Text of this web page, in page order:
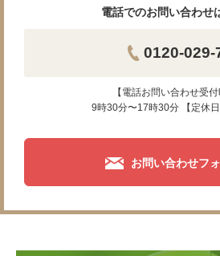
電話でのお問い合わせ
0120-029-
【電話お問い合わせ受付
9時30分〜17時30分 【定休
お問い合わせフ